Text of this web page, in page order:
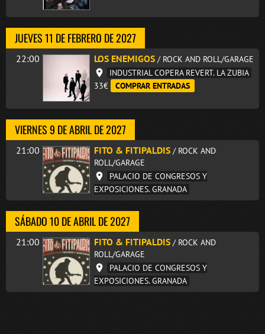
JUEVES 11 DE FEBRERO DE 2027
22:00 LOS ENEMIGOS / ROCK AND ROLL/GARAGE
INDUSTRIAL COPERA REVERT. LA ZUBIA
33€
COMPRAR ENTRADAS
VIERNES 9 DE ABRIL DE 2027
21:00 FITO & FITIPALDIS / ROCK AND
ROLL/GARAGE
PALACIO DE CONGRESOS Y
EXPOSICIONES. GRANADA
SÁBADO 10 DE ABRIL DE 2027
21:00 FITO & FITIPALDIS / ROCK AND
ROLL/GARAGE
PALACIO DE CONGRESOS Y
EXPOSICIONES. GRANADA